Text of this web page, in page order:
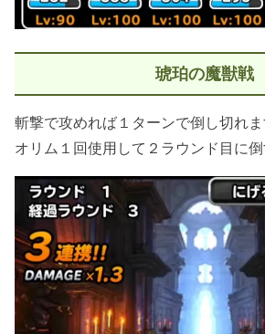
琥珀の魔獣戦
斬撃で攻めれば１ターンで倒し切れ
オリム１回使用して２ラウンド目に倒